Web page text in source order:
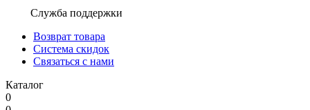
Служба поддержки
Возврат товара
Система скидок
Связаться с нами
Каталог
0